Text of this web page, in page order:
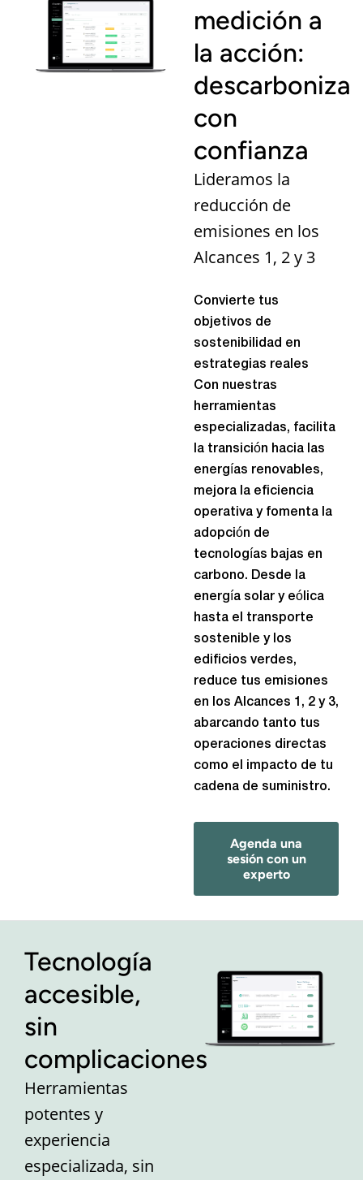
medición a
la acción:
descarboniza
con
confianza
Lideramos la
reducción de
emisiones en los
Alcances 1, 2 y 3
Convierte tus
objetivos de
sostenibilidad en
estrategias reales
Con nuestras
herramientas
especializadas, facilita
la transición hacia las
energías renovables,
mejora la eficiencia
operativa y fomenta la
adopción de
tecnologías bajas en
carbono. Desde la
energía solar y eólica
hasta el transporte
sostenible y los
edificios verdes,
reduce tus emisiones
en los Alcances 1, 2 y 3,
abarcando tanto tus
operaciones directas
como el impacto de tu
cadena de suministro.
Agenda una
sesión con un
experto
Tecnología
accesible,
sin
complicaciones
Herramientas
potentes y
experiencia
especializada, sin